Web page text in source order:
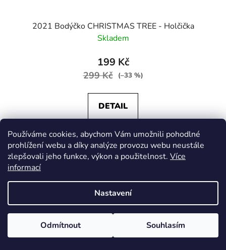
Používáme cookies, abychom Vám umožnili pohodlné
prohlížení webu a díky analýze provozu webu neustále
zlepšovali jeho funkce, výkon a použitelnost. Více
informací
Nastavení
Odmítnout Souhlasím
2021 Bodýčko CHRISTMAS TREE - Holčička
Skladem
199 Kč
299 Kč (–33 %)
DETAIL
Miminko 62 Miminko 68 Miminko 74 Miminko 80